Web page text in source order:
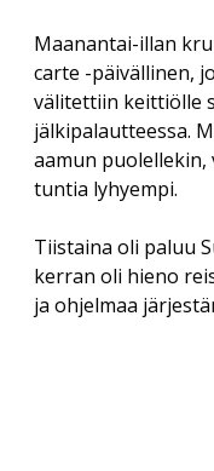
Maanantai-illan
carte -päivällinen,
välitettiin keittiölle
jälkipalautteessa.
aamun puolellekin,
tuntia lyhyempi.
Tiistaina oli paluu
kerran oli hieno
ja ohjelmaa